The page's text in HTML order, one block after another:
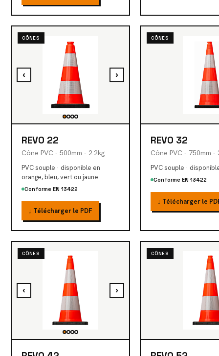
CÔNES
‹ ›
REVO 22
Cône PVC - 500mm - 2.2kg
PVC souple · disponible en
orange, bleu, vert ou jaune
Conforme EN 13422
↓ Télécharger le PDF
CÔNES
REVO 32
Cône PVC - 750mm -
PVC souple ·
Conforme EN 13422
↓ Télécharger le
CÔNES
‹ ›
CÔNES